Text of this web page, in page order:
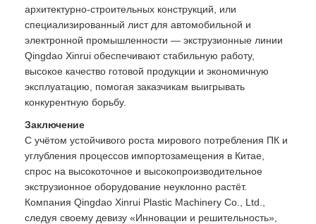
архитектурно-строительных конструкций, или
специализированный лист для автомобильной и
электронной промышленности — экструзионные линии
Qingdao Xinrui обеспечивают стабильную работу,
высокое качество готовой продукции и экономичную
эксплуатацию, помогая заказчикам выигрывать
конкурентную борьбу.
Заключение
С учётом устойчивого роста мирового потребления ПК и
углубления процессов импортозамещения в Китае,
спрос на высокоточное и высокопроизводительное
экструзионное оборудование неуклонно растёт.
Компания Qingdao Xinrui Plastic Machinery Co., Ltd.,
следуя своему девизу «Инновации и решительность»,